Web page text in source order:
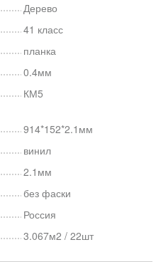
Дерево
41 класс
планка
0.4мм
КМ5
914*152*2.1мм
винил
2.1мм
без фаски
Россия
3.067м2 / 22шт